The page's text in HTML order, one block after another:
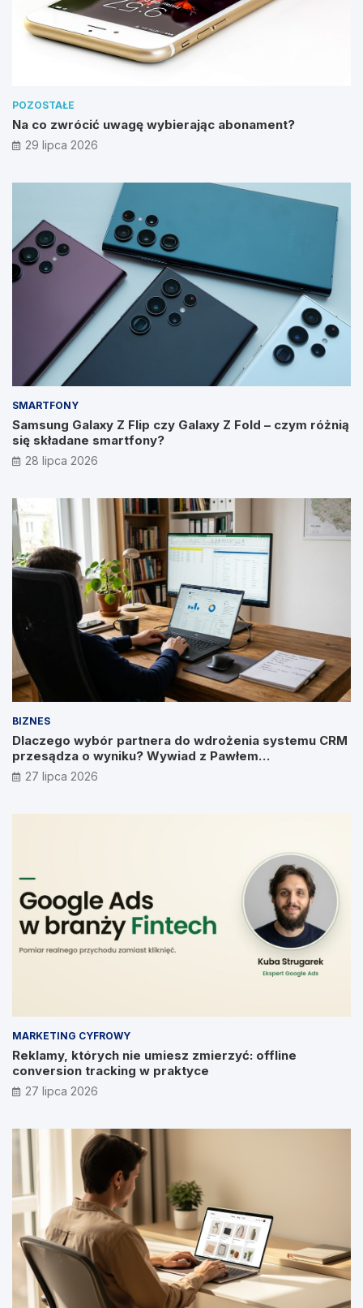
POZOSTAŁE
Na co zwrócić uwagę wybierając abonament?
29 lipca 2026
SMARTFONY
Samsung Galaxy Z Flip czy Galaxy Z Fold – czym różnią
się składane smartfony?
28 lipca 2026
BIZNES
Dlaczego wybór partnera do wdrożenia systemu CRM
przesądza o wyniku? Wywiad z Pawłem
Prymakowskim, CEO IT Vision
27 lipca 2026
MARKETING CYFROWY
Reklamy, których nie umiesz zmierzyć: offline
conversion tracking w praktyce
27 lipca 2026